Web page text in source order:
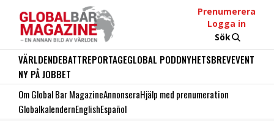
Prenumerera
Logga in
Sök
VÄRLDENDEBATTREPORTAGEGLOBAL PODDNYHETSBREVEVENT
NY PÅ JOBBET
Om Global Bar MagazineAnnonseraHjälp med prenumeration
GlobalkalendernEnglishEspañol